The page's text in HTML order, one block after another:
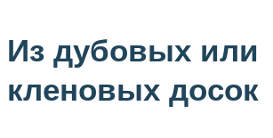
Из дубовых или
кленовых досок